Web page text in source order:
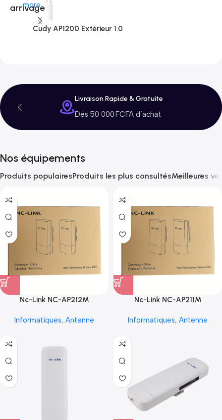
arrivage
more
Cudy AP1200 Extérieur 1.0
Livraison Rapide & Gratuite
Dès 50 000 FCFA d’achat
Nos équipements
Produits populairesProduits les plus consultésMeilleures
Nc-Link NC-AP212M
Informatiques, Antenne
Nc-Link NC-AP211M
Informatiques, Antenne